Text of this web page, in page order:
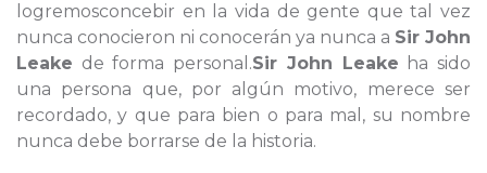
logremosconcebir en la vida de gente que tal vez
nunca conocieron ni conocerán ya nunca a Sir John
Leake de forma personal.Sir John Leake ha sido
una persona que, por algún motivo, merece ser
recordado, y que para bien o para mal, su nombre
nunca debe borrarse de la historia.